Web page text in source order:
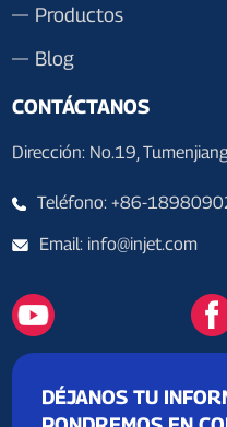
Productos
Blog
CONTÁCTANOS
Dirección: No.19,
Teléfono: +86-
Email: info@injet.com
DÉJANOS TU